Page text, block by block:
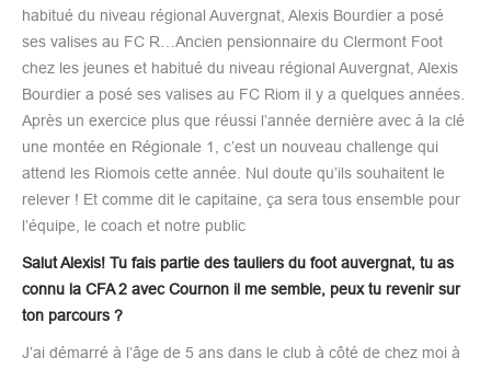
habitué du niveau régional Auvergnat, Alexis Bourdier a posé
ses valises au FC R…Ancien pensionnaire du Clermont Foot
chez les jeunes et habitué du niveau régional Auvergnat, Alexis
Bourdier a posé ses valises au FC Riom il y a quelques années.
Après un exercice plus que réussi l’année dernière avec à la clé
une montée en Régionale 1, c’est un nouveau challenge qui
attend les Riomois cette année. Nul doute qu’ils souhaitent le
relever ! Et comme dit le capitaine, ça sera tous ensemble pour
l’équipe, le coach et notre public
Salut Alexis! Tu fais partie des tauliers du foot auvergnat, tu as
connu la CFA 2 avec Cournon il me semble, peux tu revenir sur
ton parcours ?
J’ai démarré à l’âge de 5 ans dans le club à côté de chez moi à